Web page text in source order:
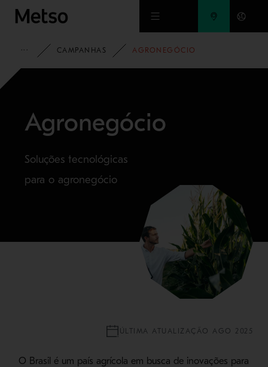
Ir para o conteúdo principal
METSO
CAMPANHAS AGRONEGÓCIO
Agronegócio
Soluções tecnológicas
para o agronegócio
ÚLTIMA ATUALIZAÇÃO AGO 2025
O Brasil é um país agrícola em busca de inovações para